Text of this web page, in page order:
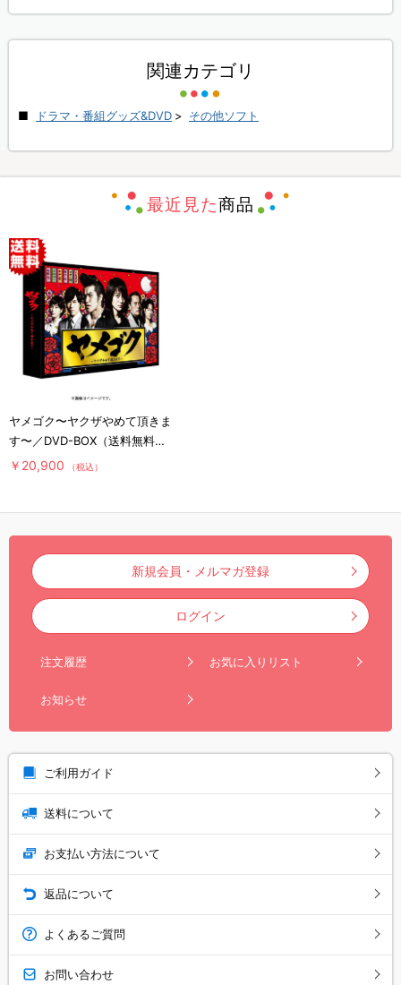
関連カテゴリ
ドラマ・番組グッズ&DVD > その他ソフト
最近見た商品
ヤメゴク〜ヤクザやめて頂きま
す〜／DVD-BOX（送料無料・
6枚組）
￥20,900 （税込）
新規会員・メルマガ登録
ログイン
注文履歴 お気に入りリスト
お知らせ
ご利用ガイド
送料について
お支払い方法について
返品について
よくあるご質問
お問い合わせ